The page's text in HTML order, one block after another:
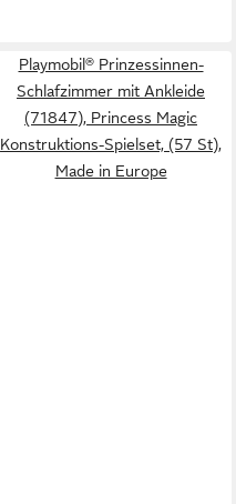
Playmobil® Prinzessinnen-
Schlafzimmer mit Ankleide
(71847), Princess Magic
Konstruktions-Spielset, (57 St),
Made in Europe